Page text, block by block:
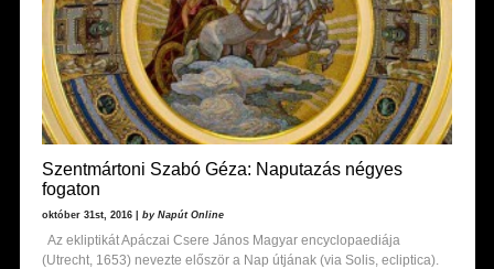
Szentmártoni Szabó Géza: Naputazás négyes
fogaton
október 31st, 2016 | by Napút Online
Az ekliptikát Apáczai Csere János Magyar encyclopaediája
(Utrecht, 1653) nevezte először a Nap útjának (via Solis, ecliptica).